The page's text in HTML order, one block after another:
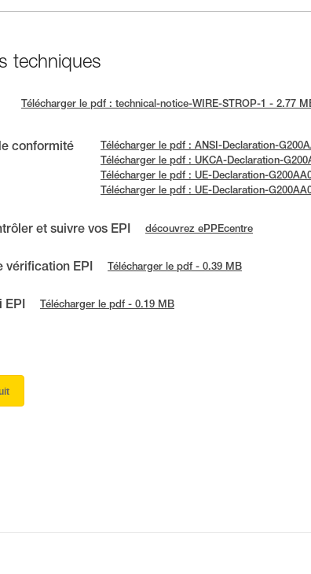
techniques
Télécharger le pdf : technical-notice-WIRE-STROP-1 - 2.77
conformité
Télécharger le pdf : ANSI-Declaration-
Télécharger le pdf : UKCA-Declaration-
Télécharger le pdf : UE-Declaration-
Télécharger le pdf : UE-Declaration-
et suivre vos EPI découvrez ePPEcentre
vérification EPI Télécharger le pdf - 0.39 MB
EPI Télécharger le pdf - 0.19 MB